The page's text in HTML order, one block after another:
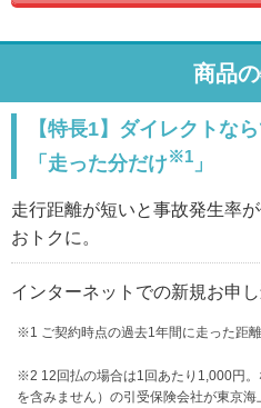
商品
【特長1】ダイレクトな
「走った分だけ※1 」
走行距離が短いと事故発生率
おトクに。
インターネットでの新規お申
※1 ご契約時点の過去1年間に走った距
※2 12回払の場合は1回あたり1,000円
を含みません）の引受保険会社が東京海